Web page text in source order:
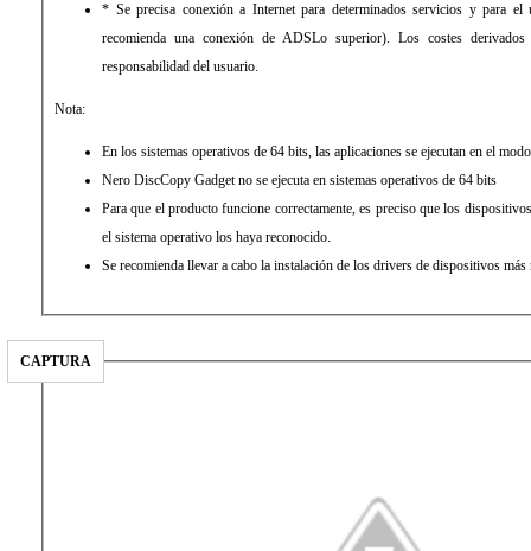
* Se precisa conexión a Internet para determinados servicios y para
recomienda una conexión de ADSLo superior). Los costes
responsabilidad del usuario.
Nota:
En los sistemas operativos de 64 bits, las aplicaciones se ejecutan en el
Nero DiscCopy Gadget no se ejecuta en sistemas operativos de 64 bits
Para que el producto funcione correctamente, es preciso que los
el sistema operativo los haya reconocido.
Se recomienda llevar a cabo la instalación de los drivers de dispositivos
CAPTURA